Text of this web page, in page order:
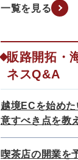
一覧を見る
販路開拓・
ネスQ&A
越境ECを始め
意すべき点を教
喫茶店の開業を